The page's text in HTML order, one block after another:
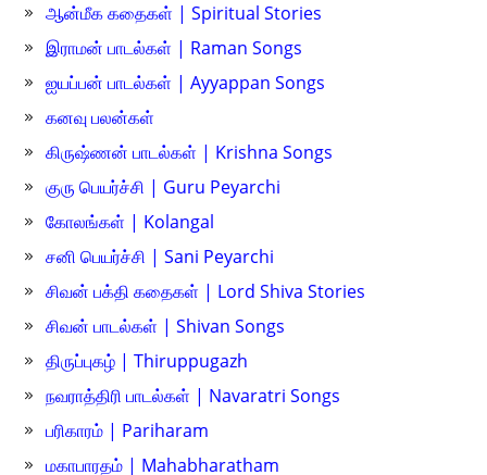
ஆன்மீக கதைகள் | Spiritual Stories
இராமன் பாடல்கள் | Raman Songs
ஐயப்பன் பாடல்கள் | Ayyappan Songs
கனவு பலன்கள்
கிருஷ்ணன் பாடல்கள் | Krishna Songs
குரு பெயர்ச்சி | Guru Peyarchi
கோலங்கள் | Kolangal
சனி பெயர்ச்சி | Sani Peyarchi
சிவன் பக்தி கதைகள் | Lord Shiva Stories
சிவன் பாடல்கள் | Shivan Songs
திருப்புகழ் | Thiruppugazh
நவராத்திரி பாடல்கள் | Navaratri Songs
பரிகாரம் | Pariharam
மகாபாரதம் | Mahabharatham